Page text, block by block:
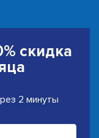
скидка
2 минуты